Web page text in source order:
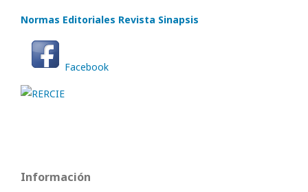
Normas Editoriales Revista Sinapsis
Facebook
Información